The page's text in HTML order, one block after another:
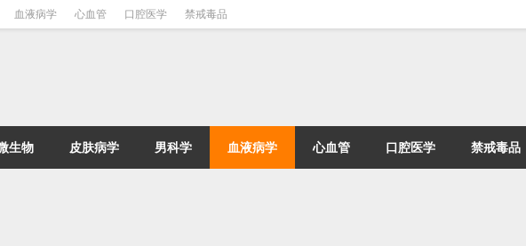
血液病学 心血管 口腔医学 禁戒毒品
生物 皮肤病学 男科学 血液病学 心血管 口腔医学 禁戒毒品